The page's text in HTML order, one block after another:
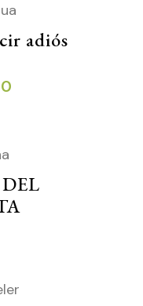
adiós